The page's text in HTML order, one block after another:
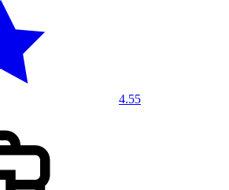
4.55